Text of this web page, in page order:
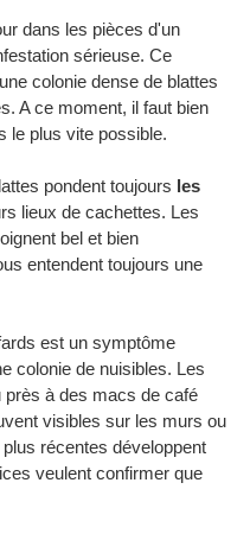
dans les pièces d'un
sérieuse. Ce
colonie dense de blattes
A ce moment, il faut bien
le plus vite possible.
pondent toujours les
lieux de cachettes. Les
bel et bien
entendent toujours une
est un symptôme
colonie de nuisibles. Les
à des macs de café
visibles sur les murs ou
récentes développent
veulent confirmer que